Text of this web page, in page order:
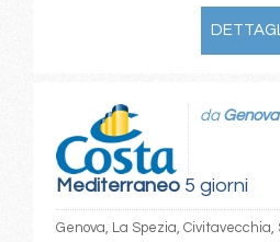
Mediterraneo5 giorni
da Genova
Genova, La Spezia,